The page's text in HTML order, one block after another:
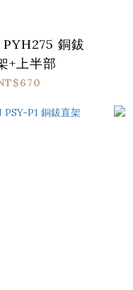
銅鈸
+上半部